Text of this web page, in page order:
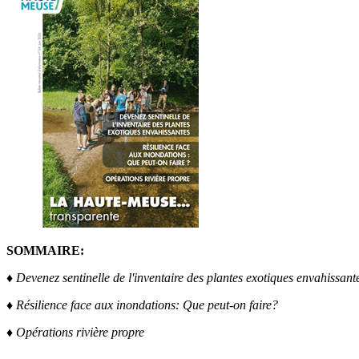
SOMMAIRE:
♦ Devenez sentinelle de l'inventaire des plantes exotiques
♦ Résilience face aux inondations: Que peut-on faire?
♦ Opérations rivière propre